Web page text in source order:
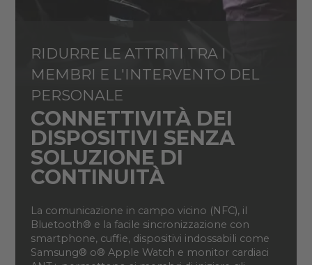
RIDURRE LE ATTRITI TRA I
MEMBRI E L'INTERVENTO DEL
PERSONALE
CONNETTIVITÀ DEI
DISPOSITIVI SENZA
SOLUZIONE DI
CONTINUITÀ
La comunicazione in campo vicino (NFC), il
Bluetooth® e la facile sincronizzazione con
smartphone, cuffie, dispositivi indossabili come
Samsung® o® Apple Watch e monitor cardiaci